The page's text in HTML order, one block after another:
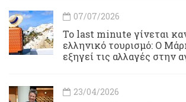
07/07/2026
Το last minute γίνεται
ελληνικό τουρισμό: Ο
εξηγεί τις αλλαγές στην
23/04/2026